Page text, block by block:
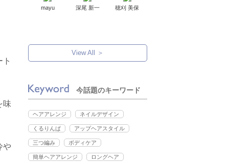
味
や
mayu 深尾 新一 穂刈 美保
View All ＞
今話題のキーワード
ヘアアレンジ ネイルデザイン
くるりんぱ アップヘアスタイル
三つ編み ボディケア
簡単ヘアアレンジ ロングヘア